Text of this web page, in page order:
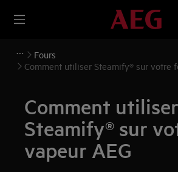
Fours
Comment utiliser Steamify® sur votre
Comment utiliser
Steamify® sur
vapeur AEG